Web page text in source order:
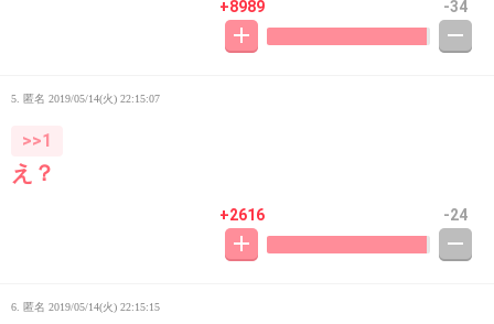
+8989 -34
5. 匿名 2019/05/14(火) 22:15:07
>>1
え？
+2616 -24
6. 匿名 2019/05/14(火) 22:15:15